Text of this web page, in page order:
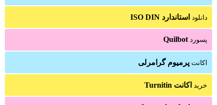
دانلود استاندارد ISO DIN
پسورد Quilbot
اکانت پرمیوم گرامرلی
خرید اکانت Turnitin